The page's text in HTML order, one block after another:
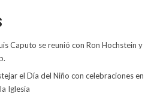
Caputo se reunió con Ron Hochstein y
el Día del Niño con celebraciones en
Iglesia